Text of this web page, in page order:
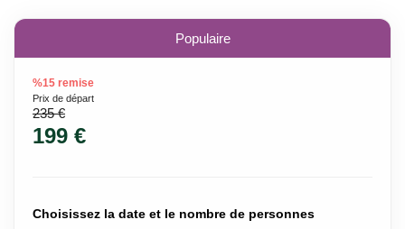
Populaire
%15 remise
Prix ​​de départ
235 €
199 €
Choisissez la date et le nombre de personnes